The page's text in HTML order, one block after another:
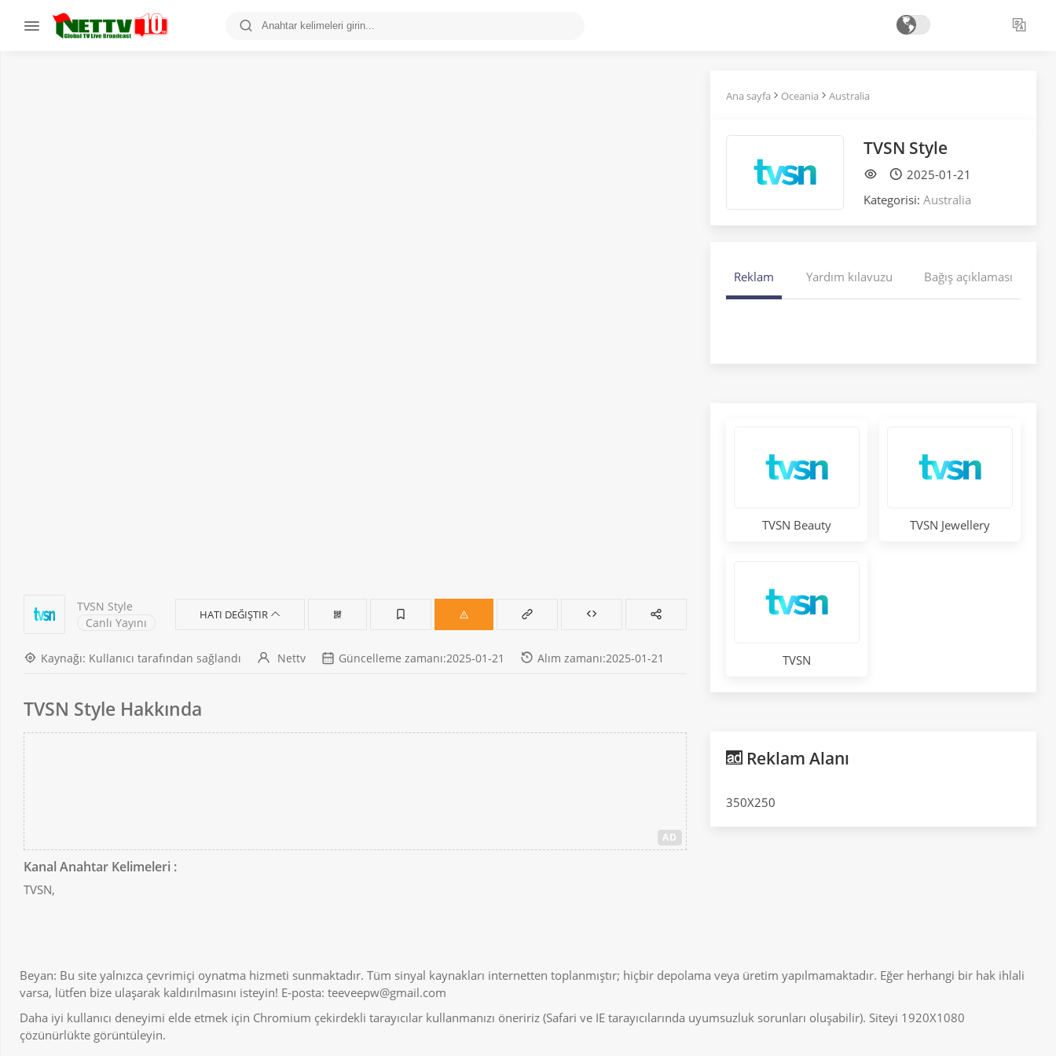
TVSN Style
Canlı Yayını
HATI DEĞIŞTIR
Kaynağı: Kullanıcı tarafından sağlandı Nettv Güncelleme zamanı:2025-01-21 Alım zamanı:2025-01-21
TVSN Style Hakkında
AD
Kanal Anahtar Kelimeleri :
TVSN,
Ana sayfa Oceania Australia
TVSN Style
2025-01-21
Kategorisi:Australia
Reklam Yardım kılavuzu Bağış açıklaması
TVSN Beauty TVSN Jewellery
TVSN
Reklam Alanı
350X250
Beyan: Bu site yalnızca çevrimiçi oynatma hizmeti sunmaktadır. Tüm sinyal kaynakları internetten toplanmıştır; hiçbir depolama veya üretim yapılmamaktadır. Eğer herhangi bir hak ihlali
varsa, lütfen bize ulaşarak kaldırılmasını isteyin! E-posta: teeveepw@gmail.com
Daha iyi kullanıcı deneyimi elde etmek için Chromium çekirdekli tarayıcılar kullanmanızı öneririz (Safari ve IE tarayıcılarında uyumsuzluk sorunları oluşabilir). Siteyi 1920X1080
çözünürlükte görüntüleyin.